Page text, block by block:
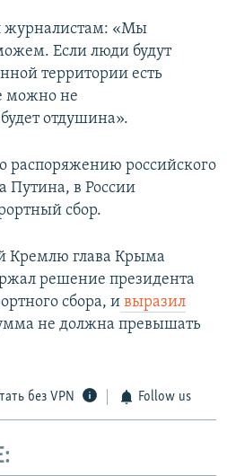
журналистам: «Мы
Если люди будут
территории есть
можно не
отдушина».
распоряжению российского
Путина, в России
сбор.
Кремлю глава Крыма
решение президента
сбора, и выразил
не должна превышать
без VPN Follow us